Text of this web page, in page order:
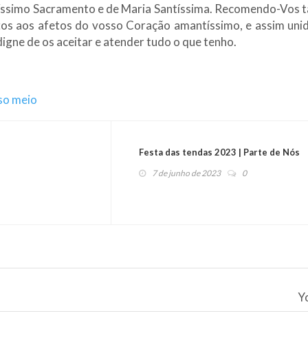
Sacramento e de Maria Santíssima. Recomendo-Vos
aos afetos do vosso Coração amantíssimo, e assim
de os aceitar e atender tudo o que tenho.
meio
Festa das tendas 2023 | Parte de Nós
7 de junho de 2023 0